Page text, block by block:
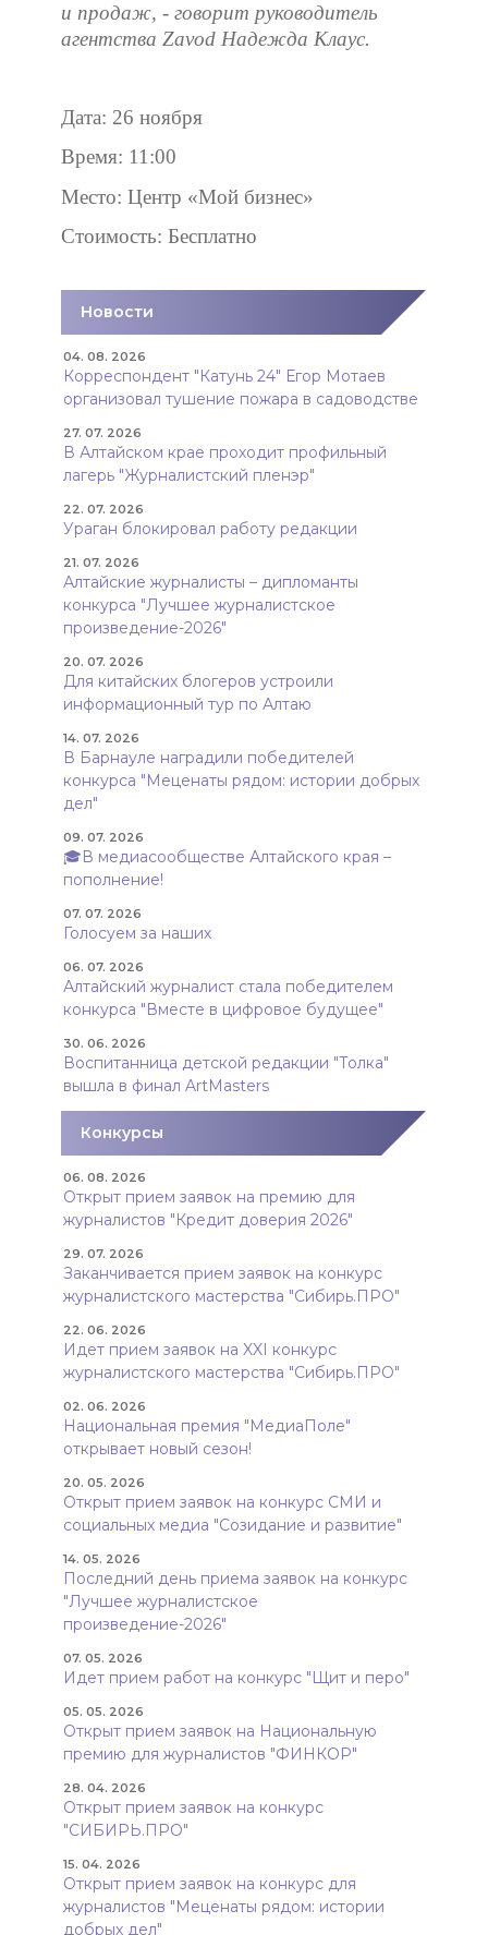
и продаж, - говорит руководитель
агентства Zavod Надежда Клаус.
Дата: 26 ноября
Время: 11:00
Место: Центр «Мой бизнес»
Стоимость: Бесплатно
Новости
04. 08. 2026
Корреспондент "Катунь 24" Егор Мотаев
организовал тушение пожара в садоводстве
27. 07. 2026
В Алтайском крае проходит профильный
лагерь "Журналистский пленэр"
22. 07. 2026
Ураган блокировал работу редакции
21. 07. 2026
Алтайские журналисты – дипломанты
конкурса "Лучшее журналистское
произведение-2026"
20. 07. 2026
Для китайских блогеров устроили
информационный тур по Алтаю
14. 07. 2026
В Барнауле наградили победителей
конкурса "Меценаты рядом: истории добрых
дел"
09. 07. 2026
🎓В медиасообществе Алтайского края –
пополнение!
07. 07. 2026
Голосуем за наших
06. 07. 2026
Алтайский журналист стала победителем
конкурса "Вместе в цифровое будущее"
30. 06. 2026
Воспитанница детской редакции "Толка"
вышла в финал ArtMasters
Конкурсы
06. 08. 2026
Открыт прием заявок на премию для
журналистов "Кредит доверия 2026"
29. 07. 2026
Заканчивается прием заявок на конкурс
журналистского мастерства "Сибирь.ПРО"
22. 06. 2026
Идет прием заявок на XXI конкурс
журналистского мастерства "Сибирь.ПРО"
02. 06. 2026
Национальная премия "МедиаПоле"
открывает новый сезон!
20. 05. 2026
Открыт прием заявок на конкурс СМИ и
социальных медиа "Созидание и развитие"
14. 05. 2026
Последний день приема заявок на конкурс
"Лучшее журналистское
произведение-2026"
07. 05. 2026
Идет прием работ на конкурс "Щит и перо"
05. 05. 2026
Открыт прием заявок на Национальную
премию для журналистов "ФИНКОР"
28. 04. 2026
Открыт прием заявок на конкурс
"СИБИРЬ.ПРО"
15. 04. 2026
Открыт прием заявок на конкурс для
журналистов "Меценаты рядом: истории
добрых дел"